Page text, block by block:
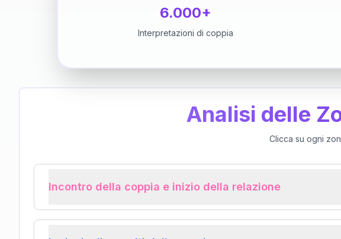
6.000+
Interpretazioni di coppia
Analisi delle
Clicca su ogni
Incontro della coppia e inizio della relazione